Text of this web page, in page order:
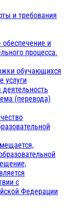
и требования
обеспечение и
процесса.
обучающихся
услуги
(перевода)
с
Федерации